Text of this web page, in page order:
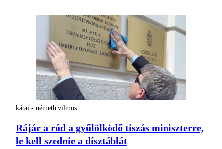
kátai - németh vilmos
Rájár a rúd a gyűlölködő tiszás miniszterre,
le kell szednie a dísztáblát